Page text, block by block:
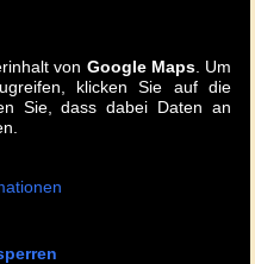
von Google Maps . Um
klicken Sie auf die
Sie, dass dabei Daten an